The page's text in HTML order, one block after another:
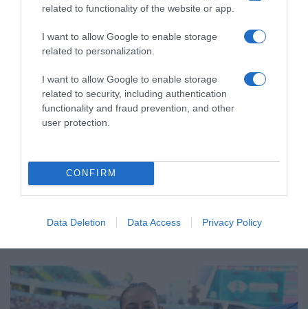
related to functionality of the website or app.
I want to allow Google to enable storage
related to personalization.
I want to allow Google to enable storage
related to security, including authentication
functionality and fraud prevention, and other
user protection.
CONFIRM
Data Deletion Data Access Privacy Policy
ΑΘΛΗΤΙΚΑ